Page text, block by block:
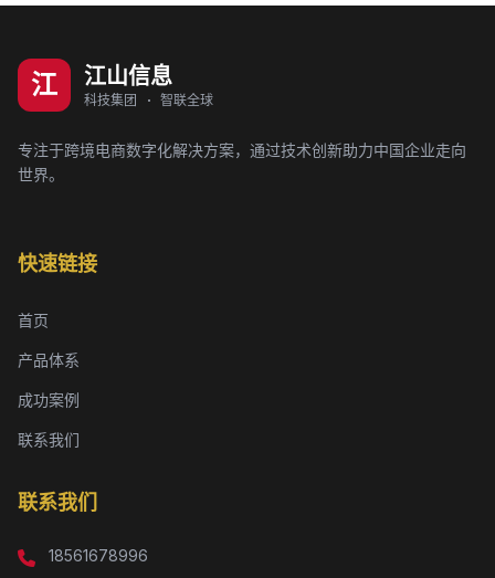
江 江山信息
科技集团 · 智联全球
专注于跨境电商数字化解决方案，通过技术创新助力中国企业走向
世界。
快速链接
首页
产品体系
成功案例
联系我们
联系我们
18561678996